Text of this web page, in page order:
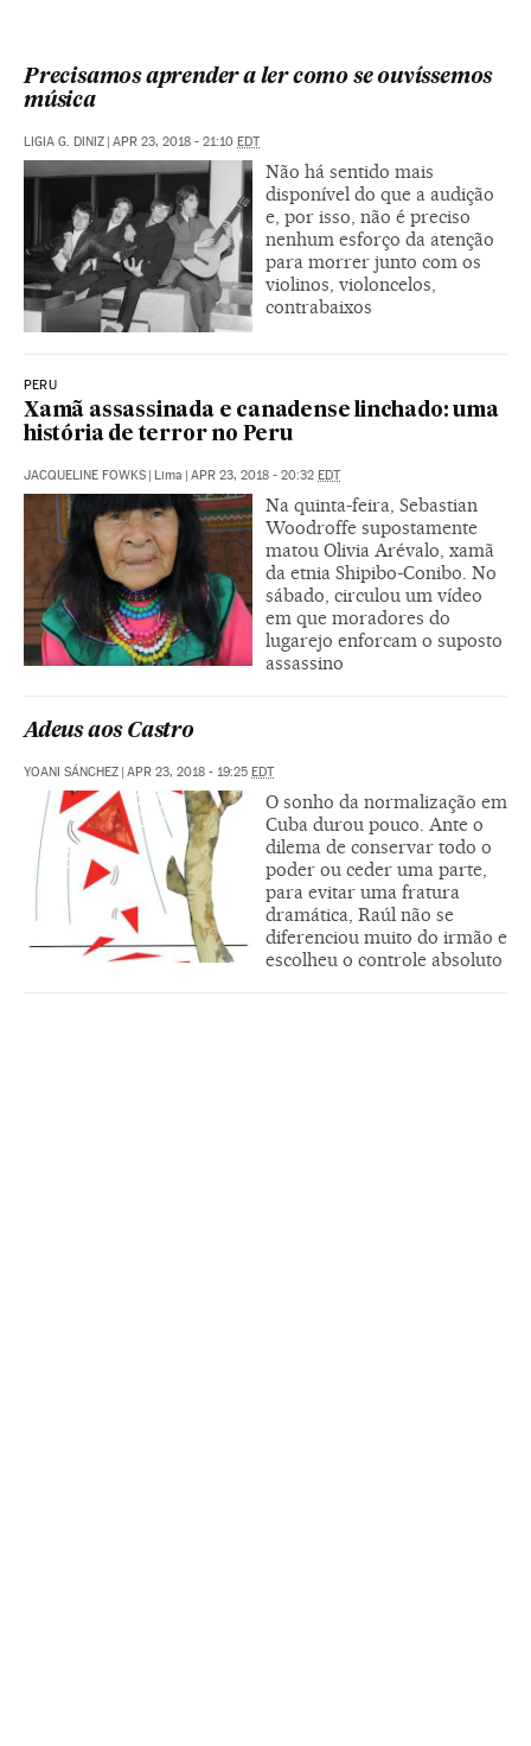
Precisamos aprender a ler como se ouvíssemos
música
LIGIA G. DINIZ APR 23, 2018 - 21:10 EDT
Não há sentido mais
disponível do que a audição
e, por isso, não é preciso
nenhum esforço da atenção
para morrer junto com os
violinos, violoncelos,
contrabaixos
PERU
Xamã assassinada e canadense linchado: uma
história de terror no Peru
JACQUELINE FOWKS Lima APR 23, 2018 - 20:32 EDT
Na quinta-feira, Sebastian
Woodroffe supostamente
matou Olivia Arévalo, xamã
da etnia Shipibo-Conibo. No
sábado, circulou um vídeo
em que moradores do
lugarejo enforcam o suposto
assassino
Adeus aos Castro
YOANI SÁNCHEZ APR 23, 2018 - 19:25 EDT
O sonho da normalização em
Cuba durou pouco. Ante o
dilema de conservar todo o
poder ou ceder uma parte,
para evitar uma fratura
dramática, Raúl não se
diferenciou muito do irmão e
escolheu o controle absoluto